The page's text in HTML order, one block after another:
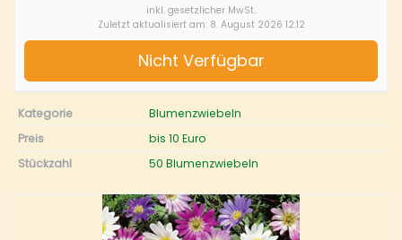
inkl. gesetzlicher MwSt.
Zuletzt aktualisiert am: 8. August 2026 12:12
Nicht Verfügbar
Kategorie
Blumenzwiebeln
Preis
bis 10 Euro
Stückzahl
50 Blumenzwiebeln